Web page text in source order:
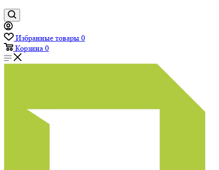
Избранные товары 0
Корзина 0